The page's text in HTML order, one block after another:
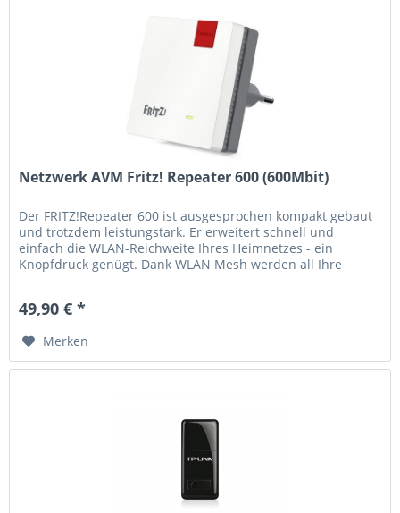
Netzwerk AVM Fritz! Repeater 600 (600Mbit)
Der FRITZ!Repeater 600 ist ausgesprochen kompakt gebaut
und trotzdem leistungstark. Er erweitert schnell und
einfach die WLAN-Reichweite Ihres Heimnetzes - ein
Knopfdruck genügt. Dank WLAN Mesh werden all Ihre
49,90 € *
Merken